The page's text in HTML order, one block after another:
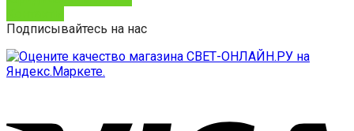
Подписывайтесь на нас